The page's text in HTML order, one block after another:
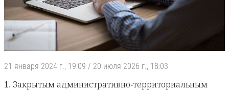
21 января 2024 г., 19:09 / 20 июля 2026 г., 18:03
1. Закрытым административно-территориальным